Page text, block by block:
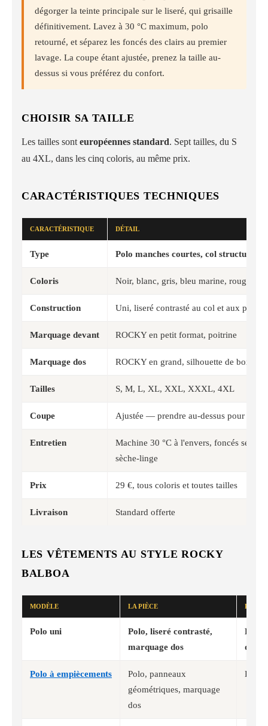
dégorger la teinte principale sur le liseré, qui grisaille
définitivement. Lavez à 30 °C maximum, polo
retourné, et séparez les foncés des clairs au premier
lavage. La coupe étant ajustée, prenez la taille au-
dessus si vous préférez du confort.
CHOISIR SA TAILLE
Les tailles sont européennes standard. Sept tailles, du S
au 4XL, dans les cinq coloris, au même prix.
CARACTÉRISTIQUES TECHNIQUES
CARACTÉRISTIQUE DÉTAIL
Type Polo manches courtes, col structuré
Coloris Noir, blanc, gris, bleu marine, rouge
Construction Uni, liseré contrasté au col et aux
Marquage devant ROCKY en petit format, poitrine
Marquage dos ROCKY en grand, silhouette de boxeur
Tailles S, M, L, XL, XXL, XXXL, 4XL
Coupe Ajustée — prendre au-dessus pour du
Entretien
Machine 30 °C à l'envers, foncés
sèche-linge
Prix 29 €, tous coloris et toutes tailles
Livraison Standard offerte
LES VÊTEMENTS AU STYLE ROCKY
BALBOA
MODÈLE LA PIÈCE POUR
Polo uni
Polo, liseré contrasté,
marquage dos
Le
deux
Polo à empiècements
Polo, panneaux
géométriques, marquage
dos
Le